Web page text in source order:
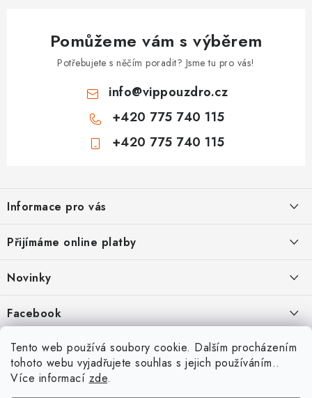
Tento web používá soubory cookie. Dalším procházením
tohoto webu vyjadřujete souhlas s jejich používáním..
Více informací zde.
Pomůžeme vám s výběrem
Potřebujete s něčím poradit? Jsme tu pro vás!
info@vippouzdro.cz
+420 775 740 115
+420 775 740 115
p
a
Informace pro vás
Jak nakupovat
Ochrana osobních údajů
Hodnocení obchodu
Doprava a platba
Vrácení zboží a reklamace
Přijímáme online platby
Novinky
Kryty, pouzdra, obaly na mobil Apple iPhone.
11.9.2022
Nová skla pro vaši ochranu
22.8.2020
Facebook
Heureka Recenze obchodu